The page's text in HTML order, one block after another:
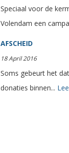
Speciaal voor de
Volendam een
AFSCHEID
18 April 2016
Soms gebeurt het
donaties binnen...